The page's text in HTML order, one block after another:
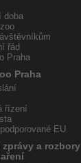
doba
řád
Praha
Praha
řízení
EU
zprávy a rozbory